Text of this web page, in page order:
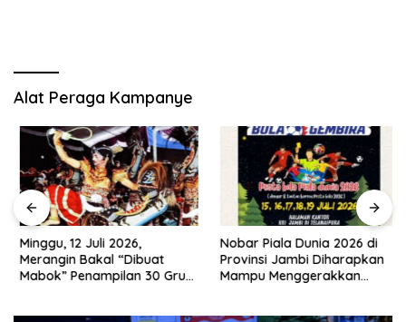
Alat Peraga Kampanye
Minggu, 12 Juli 2026,
Merangin Bakal “Dibuat
Mabok” Penampilan 30 Grup
Nobar Piala Dunia 2026 di
Provinsi Jambi Diharapkan
Mampu Menggerakkan